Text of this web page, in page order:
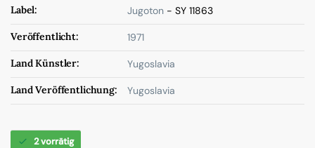
Label: Jugoton - SY 11863
Veröffentlicht: 1971
Land Künstler: Yugoslavia
Land Veröffentlichung: Yugoslavia
2 vorrätig